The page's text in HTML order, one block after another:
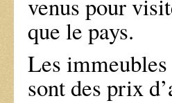
venus pour
que le pays.
Les immeubles
sont des prix